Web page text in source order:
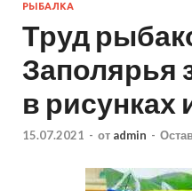
РЫБАЛКА
Труд
Заполярья
в рисунках
15.07.2021 - от admin -